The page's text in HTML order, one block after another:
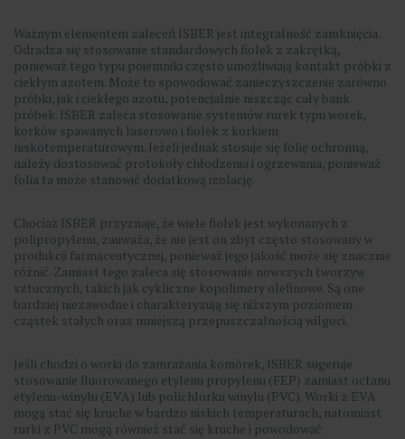
Ważnym elementem zaleceń ISBER jest integralność zamknięcia.
Odradza się stosowanie standardowych fiolek z zakrętką,
ponieważ tego typu pojemniki często umożliwiają kontakt próbki z
ciekłym azotem. Może to spowodować zanieczyszczenie zarówno
próbki, jak i ciekłego azotu, potencjalnie niszcząc cały bank
próbek. ISBER zaleca stosowanie systemów rurek typu worek,
korków spawanych laserowo i fiolek z korkiem
niskotemperaturowym. Jeżeli jednak stosuje się folię ochronną,
należy dostosować protokoły chłodzenia i ogrzewania, ponieważ
folia ta może stanowić dodatkową izolację.
Chociaż ISBER przyznaje, że wiele fiolek jest wykonanych z
polipropylenu, zauważa, że nie jest on zbyt często stosowany w
produkcji farmaceutycznej, ponieważ jego jakość może się znacznie
różnić. Zamiast tego zaleca się stosowanie nowszych tworzyw
sztucznych, takich jak cykliczne kopolimery olefinowe. Są one
bardziej niezawodne i charakteryzują się niższym poziomem
cząstek stałych oraz mniejszą przepuszczalnością wilgoci.
Jeśli chodzi o worki do zamrażania komórek, ISBER sugeruje
stosowanie fluorowanego etylenu propylenu (FEP) zamiast octanu
etylenu-winylu (EVA) lub polichlorku winylu (PVC). Worki z EVA
mogą stać się kruche w bardzo niskich temperaturach, natomiast
rurki z PVC mogą również stać się kruche i powodować